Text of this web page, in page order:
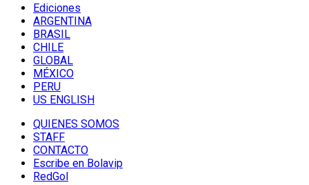
Ediciones
ARGENTINA
BRASIL
CHILE
GLOBAL
MÉXICO
PERU
US ENGLISH
QUIENES SOMOS
STAFF
CONTACTO
Escribe en Bolavip
RedGol